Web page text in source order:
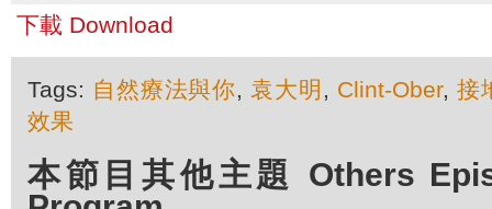
下載 Download
Tags: 自然療法與你,袁大明 , Clint-Ober, 接
效果
本節目其他主題 Others